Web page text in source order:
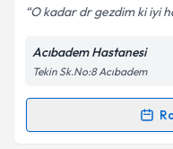
Kişisel
Metni'ni
kapsamda
O kadar dr gezdim ki iyi
Acıbadem Hastanesi
Tekin Sk.No:8 Acıbadem
Randevu